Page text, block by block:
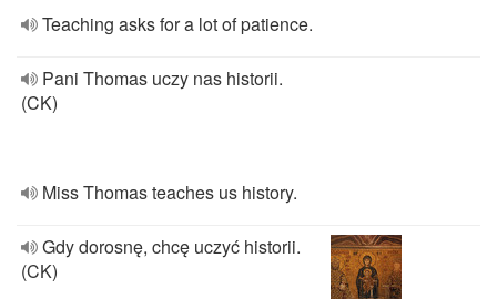
Teaching asks for a lot of patience.
Pani Thomas uczy nas historii.
(CK)
Miss Thomas teaches us history.
Gdy dorosnę, chcę uczyć historii.
(CK)